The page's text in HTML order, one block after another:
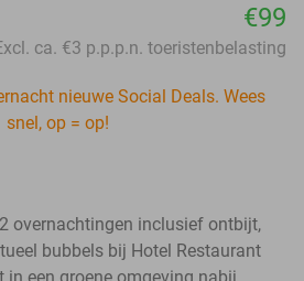
€99
ca. €3 p.p.p.n. toeristenbelasting
nieuwe Social Deals. Wees
snel, op = op!
overnachtingen inclusief ontbijt,
bubbels bij Hotel Restaurant